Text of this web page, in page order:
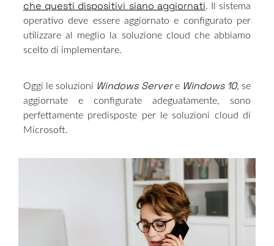
che questi dispositivi siano aggiornati. Il sistema
operativo deve essere aggiornato e configurato per
utilizzare al meglio la soluzione cloud che abbiamo
scelto di implementare.
Oggi le soluzioni Windows Servere Windows 10, se
aggiornate e configurate adeguatamente, sono
perfettamente predisposte per le soluzioni cloud di
Microsoft.